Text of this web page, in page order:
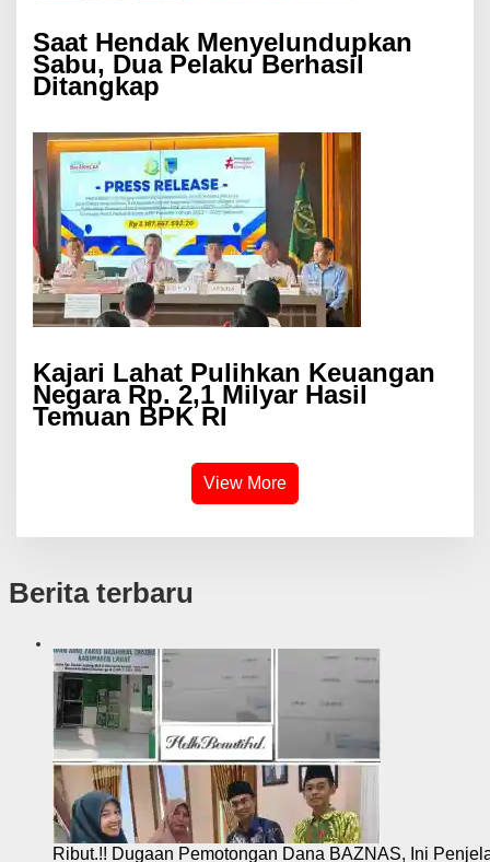
Saat Hendak Menyelundupkan
Sabu, Dua Pelaku Berhasil
Ditangkap
Kajari Lahat Pulihkan Keuangan
Negara Rp. 2,1 Milyar Hasil
Temuan BPK RI
View More
Berita terbaru
Ribut.!! Dugaan Pemotongan Dana BAZNAS, Ini